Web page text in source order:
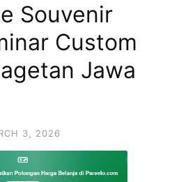
Souvenir
Custom
Jawa
3, 2026